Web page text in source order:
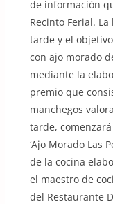
de información
Recinto Ferial.
tarde y el
con ajo morado
mediante la
premio que
manchegos
tarde,
‘Ajo Morado Las
de la cocina
el maestro de
del Restaurante